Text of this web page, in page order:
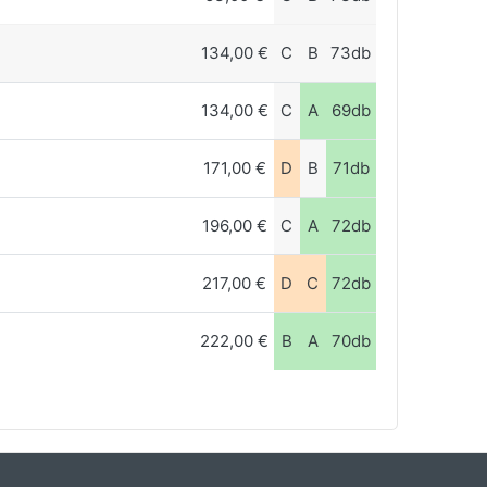
134,00 € C B 73db
134,00 € C A 69db
171,00 € D B 71db
196,00 € C A 72db
217,00 € D C 72db
222,00 € B A 70db